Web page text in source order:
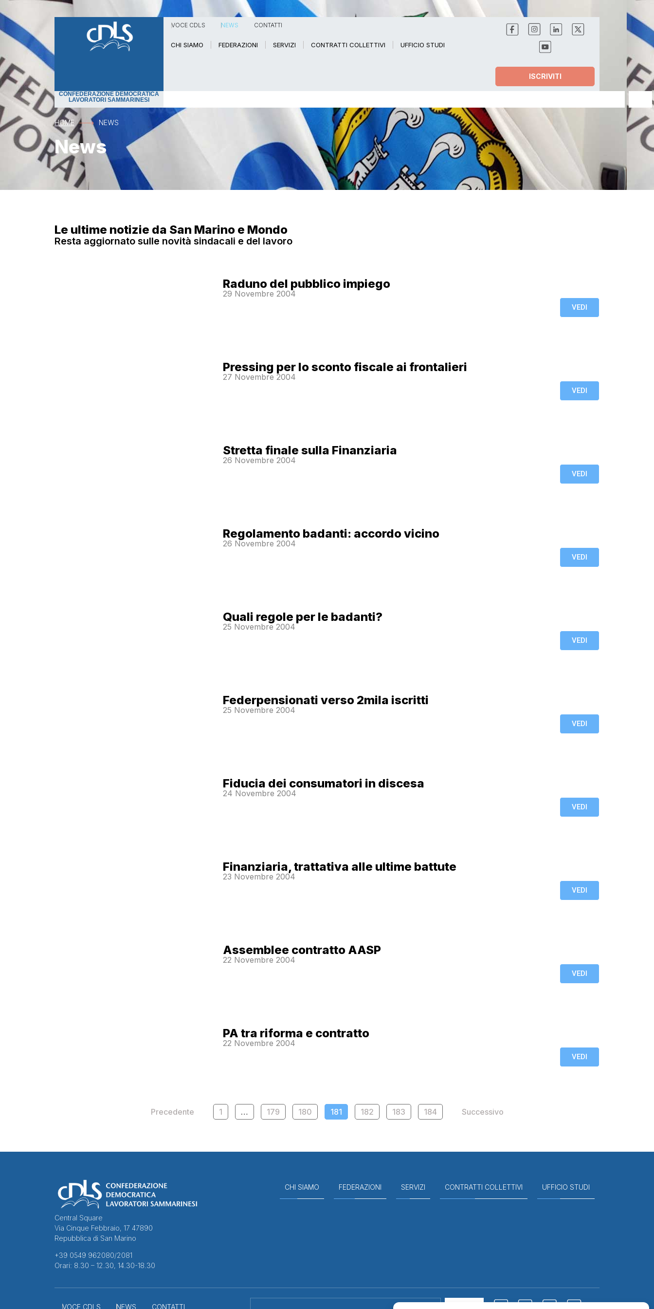
VOCE CDLS NEWS CONTATTI
CHI SIAMO FEDERAZIONI SERVIZI CONTRATTI COLLETTIVI UFFICIO STUDI
ISCRIVITI
CONFEDERAZIONE DEMOCRATICA
LAVORATORI SAMMARINESI
HOME NEWS
News
Le ultime notizie da San Marino e Mondo
Resta aggiornato sulle novità sindacali e del lavoro
Raduno del pubblico impiego
29 Novembre 2004
VEDI
Pressing per lo sconto fiscale ai frontalieri
27 Novembre 2004
VEDI
Stretta finale sulla Finanziaria
26 Novembre 2004
VEDI
Regolamento badanti: accordo vicino
26 Novembre 2004
VEDI
Quali regole per le badanti?
25 Novembre 2004
VEDI
Federpensionati verso 2mila iscritti
25 Novembre 2004
VEDI
Fiducia dei consumatori in discesa
24 Novembre 2004
VEDI
Finanziaria, trattativa alle ultime battute
23 Novembre 2004
VEDI
Assemblee contratto AASP
22 Novembre 2004
VEDI
PA tra riforma e contratto
22 Novembre 2004
VEDI
Precedente 1 … 179 180 181 182 183 184 Successivo
Central Square
Via Cinque Febbraio, 17 47890
Repubblica di San Marino
+39 0549 962080/2081
Orari: 8.30 – 12.30, 14.30-18.30
CHI SIAMO FEDERAZIONI SERVIZI CONTRATTI COLLETTIVI UFFICIO STUDI
VOCE CDLS NEWS CONTATTI